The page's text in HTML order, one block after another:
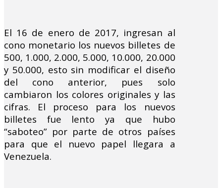
El 16 de enero de 2017, ingresan al
cono monetario los nuevos billetes de
500, 1.000, 2.000, 5.000, 10.000, 20.000
y 50.000, esto sin modificar el diseño
del cono anterior, pues solo
cambiaron los colores originales y las
cifras. El proceso para los nuevos
billetes fue lento ya que hubo
“saboteo” por parte de otros países
para que el nuevo papel llegara a
Venezuela.